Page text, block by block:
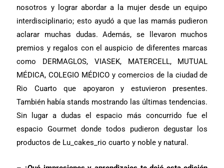
nosotros y lograr abordar a la mujer desde un equipo
interdisciplinario; esto ayudó a que las mamás pudieron
aclarar muchas dudas. Además, se llevaron muchos
premios y regalos con el auspicio de diferentes marcas
como DERMAGLOS, VIASEK, MATERCELL, MUTUAL
MÉDICA, COLEGIO MÉDICO y comercios de la ciudad de
Rio Cuarto que apoyaron y estuvieron presentes.
También había stands mostrando las últimas tendencias.
Sin lugar a dudas el espacio más concurrido fue el
espacio Gourmet donde todos pudieron degustar los
productos de Lu_cakes_rio cuarto y noble y natural.